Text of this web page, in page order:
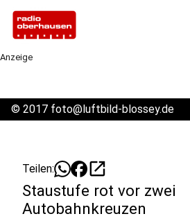
Anzeige
© 2017 foto@luftbild-blossey.de
Teilen: open_in_new
Staustufe rot vor zwei
Autobahnkreuzen